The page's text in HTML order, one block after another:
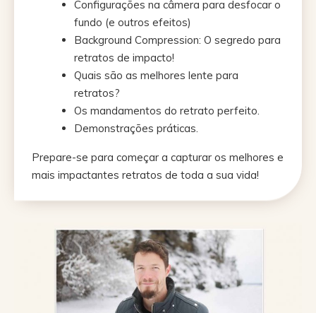
Configurações na câmera para desfocar o
fundo (e outros efeitos)
Background Compression: O segredo para
retratos de impacto!
Quais são as melhores lente para
retratos?
Os mandamentos do retrato perfeito.
Demonstrações práticas.
Prepare-se para começar a capturar os melhores e
mais impactantes retratos de toda a sua vida!